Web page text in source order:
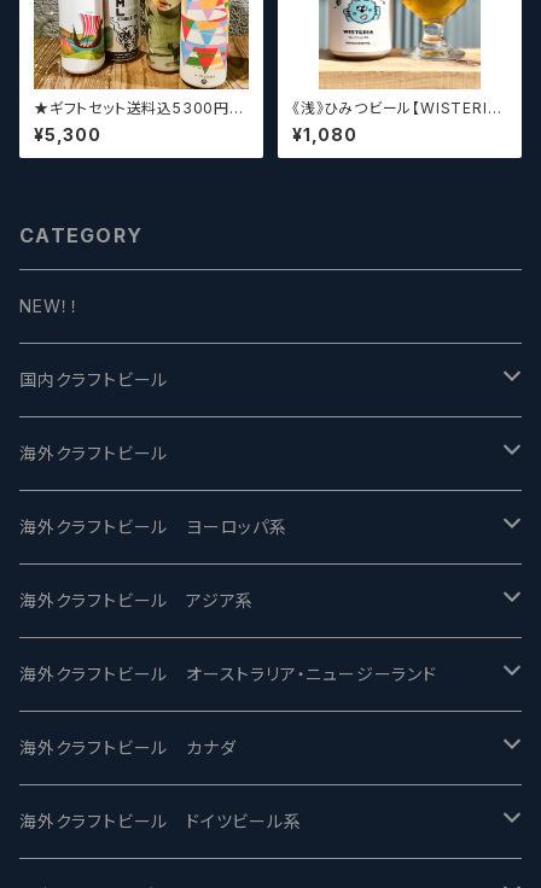
★ギフトセット送料込5300円★
（お好みに合わせて4～5本チョ
イスさせていただきます）【クラフ
トビール】
¥5,300
《浅》ひみつビール【WISTERIA】
／ ウィステリア
¥1,080
CATEGORY
NEW！！
国内クラフトビール
UCHU BREWING -うちゅうブルーイング
バテレ -VERTERE
2nd Story Ale Works -セカンドストーリー
ビアへるん - Beer Hearn
忽布古丹醸造 - HOP KOTAN
ワイマーケットブルーイング Y.Market Brewing
海外クラフトビール
Modern Times モダンタイムズ
Maui マウイ
Toppling Goliath トップリンゴライアス
Fair State フェアステイト
Lagunitas ラグニタス
海外クラフトビール ヨーロッパ系
UnBarred -アンバード
SAIREN /サイレン
ワイルドチャイルド - Wilde Child
BrewDog Brewery - ブリュードッグ
海外クラフトビール アジア系
gweilo-鬼佬 グウァイロ
Heart Of Darkness - ハートオブダークネス
Carbon brews -カーボン
海外クラフトビール オーストラリア・ニュージーランド
ROCKY RIDGE - ロッキーリッジ
BODRIGGY BREWING ボッドリッジー
海外クラフトビール カナダ
Jackie O's ジャッキーオーズ
海外クラフトビール ドイツビール系